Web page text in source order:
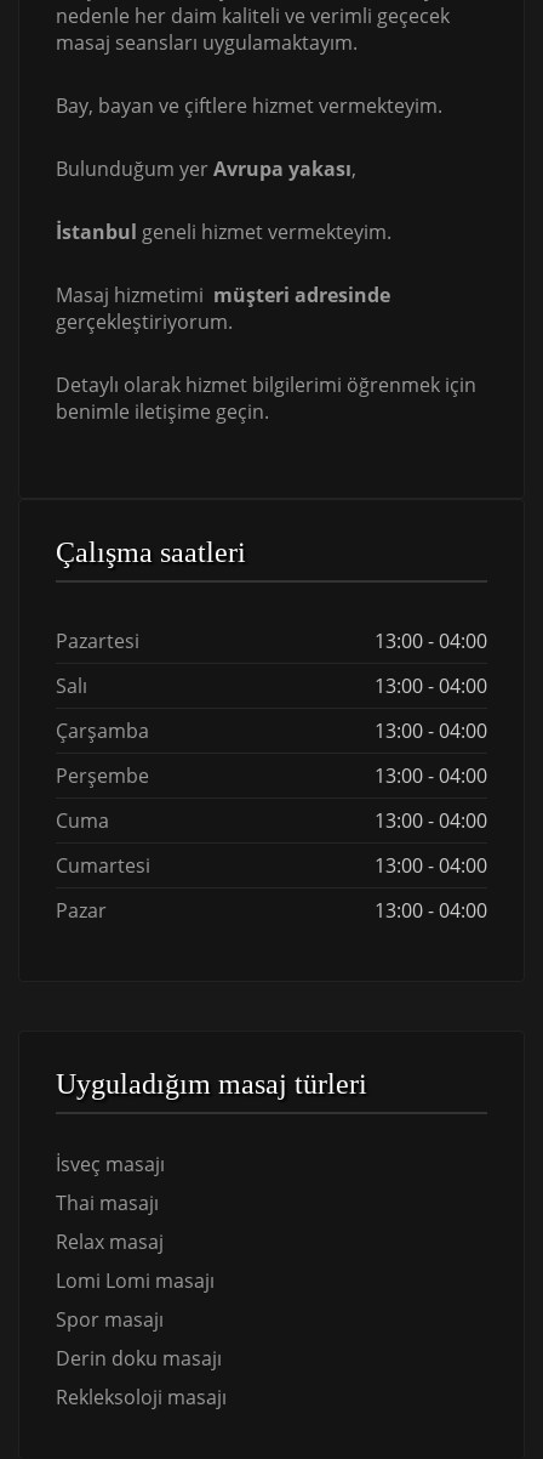
nedenle her daim kaliteli ve verimli geçecek
masaj seansları uygulamaktayım.
Bay, bayan ve çiftlere hizmet vermekteyim.
Bulunduğum yerAvrupa yakası,
İstanbul geneli hizmet vermekteyim.
Masaj hizmetimi müşteri adresinde
gerçekleştiriyorum.
Detaylı olarak hizmet bilgilerimi öğrenmek için
benimle iletişime geçin.
Çalışma saatleri
Pazartesi
13:00 - 04:00
Salı
13:00 - 04:00
Çarşamba
13:00 - 04:00
Perşembe
13:00 - 04:00
Cuma
13:00 - 04:00
Cumartesi
13:00 - 04:00
Pazar
13:00 - 04:00
Uyguladığım masaj türleri
İsveç masajı
Thai masajı
Relax masaj
Lomi Lomi masajı
Spor masajı
Derin doku masajı
Rekleksoloji masajı